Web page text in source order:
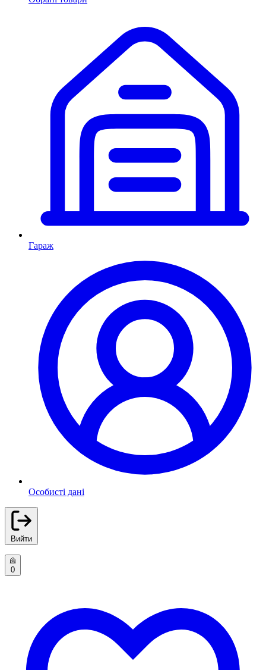
Гараж
Особисті дані
Вийти
0